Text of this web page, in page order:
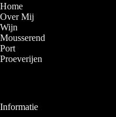
Home
Over Mij
Wijn
Mousserend
Port
Proeverijen
Informatie